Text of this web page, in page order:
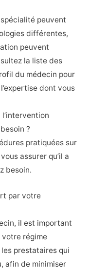
spécialité peuvent
différentes,
peuvent
la liste des
du médecin pour
dont vous
?
pratiquées sur
assurer qu’il a
besoin.
par votre
il est important
régime
prestataires qui
afin de minimiser